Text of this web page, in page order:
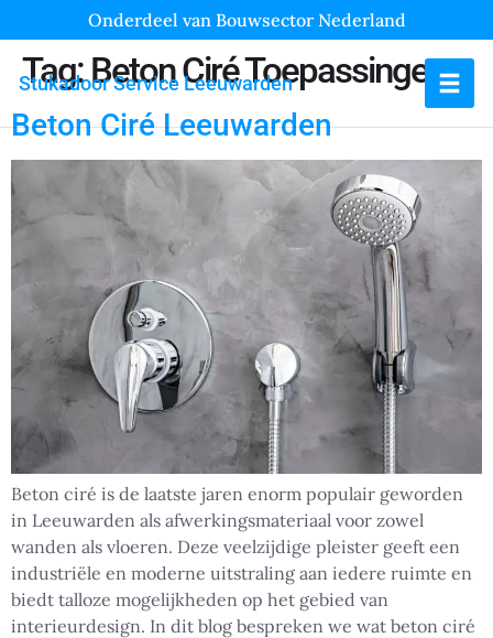
Onderdeel van Bouwsector Nederland
Stukadoor Service Leeuwarden
Tag:Beton Ciré Toepassingen
Beton Ciré Leeuwarden
Beton ciré is de laatste jaren enorm populair geworden
in Leeuwarden als afwerkingsmateriaal voor zowel
wanden als vloeren. Deze veelzijdige pleister geeft een
industriële en moderne uitstraling aan iedere ruimte en
biedt talloze mogelijkheden op het gebied van
interieurdesign. In dit blog bespreken we wat beton ciré